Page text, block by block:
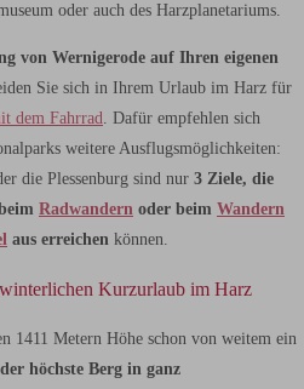
oder auch des Harzplanetariums.
von Wernigerode auf Ihren eigenen
Sie sich in Ihrem Urlaub im Harz für
dem Fahrrad. Dafür empfehlen sich
weitere Ausflugsmöglichkeiten:
die Plessenburg sind nur 3 Ziele, die
Radwandern oder beim Wandern
aus erreichen können.
Kurzurlaub im Harz
1411 Metern Höhe schon von weitem ein
der höchste Berg in ganz